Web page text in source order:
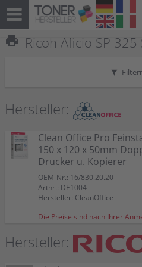
print Ricoh Aficio SP 325
Hersteller:
Clean Office Pro
150 x 120 x 50mm
Drucker u. Kopierer
OEM-Nr.: 16/830.20.20
Artnr.: DE1004
Hersteller: CleanOffice
Die Preise sind nach Ihrer
Hersteller: